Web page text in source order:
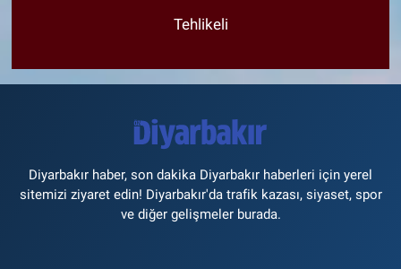
Tehlikeli
Diyarbakır haber, son dakika Diyarbakır haberleri için yerel
sitemizi ziyaret edin! Diyarbakır'da trafik kazası, siyaset, spor
ve diğer gelişmeler burada.